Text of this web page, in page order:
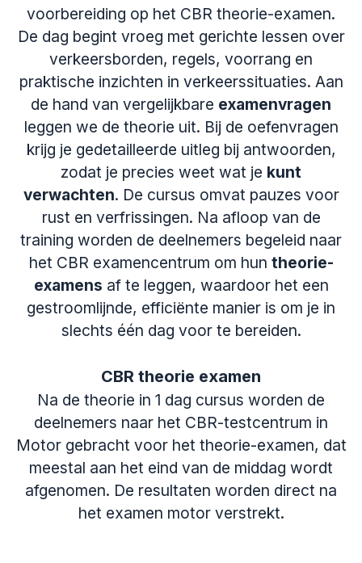
voorbereiding op het CBR theorie-examen.
De dag begint vroeg met gerichte lessen over
verkeersborden, regels, voorrang en
praktische inzichten in verkeerssituaties. Aan
de hand van vergelijkbare examenvragen
leggen we de theorie uit. Bij de oefenvragen
krijg je gedetailleerde uitleg bij antwoorden,
zodat je precies weet wat je kunt
verwachten. De cursus omvat pauzes voor
rust en verfrissingen. Na afloop van de
training worden de deelnemers begeleid naar
het CBR examencentrum om hun theorie-
examens af te leggen, waardoor het een
gestroomlijnde, efficiënte manier is om je in
slechts één dag voor te bereiden.
CBR theorie examen
Na de theorie in 1 dag cursus worden de
deelnemers naar het CBR-testcentrum in
Motor gebracht voor het theorie-examen, dat
meestal aan het eind van de middag wordt
afgenomen. De resultaten worden direct na
het examen motor verstrekt.